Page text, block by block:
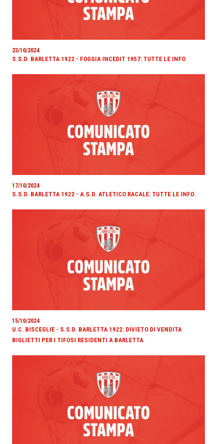
23/10/2024
S.S.D. BARLETTA 1922 - FOGGIA INCEDIT 1957: TUTTE LE INFO
17/10/2024
S.S.D. BARLETTA 1922 - A.S.D. ATLETICO RACALE: TUTTE LE INFO
15/10/2024
U.C. BISCEGLIE - S.S.D. BARLETTA 1922: DIVIETO DI VENDITA
BIGLIETTI PER I TIFOSI RESIDENTI A BARLETTA